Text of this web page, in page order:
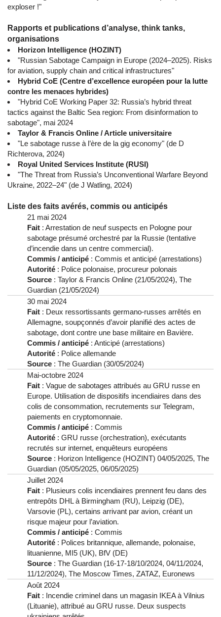
exploser !"
Rapports et publications d’analyse, think tanks,
organisations
Horizon Intelligence (HOZINT)
"Russian Sabotage Campaign in Europe (2024–2025). Risks
for aviation, supply chain and critical infrastructures"
Hybrid CoE (Centre d’excellence européen pour la lutte
contre les menaces hybrides)
"Hybrid CoE Working Paper 32: Russia’s hybrid threat
tactics against the Baltic Sea region: From disinformation to
sabotage", mai 2024
Taylor & Francis Online / Article universitaire
"Le sabotage russe à l’ère de la gig economy" (de D
Richterova, 2024)
Royal United Services Institute (RUSI)
"The Threat from Russia’s Unconventional Warfare Beyond
Ukraine, 2022–24" (de J Watling, 2024)
Liste des faits avérés, commis ou anticipés
21 mai 2024
Fait : Arrestation de neuf suspects en Pologne pour
sabotage présumé orchestré par la Russie (tentative
d’incendie dans un centre commercial).
Commis / anticipé : Commis et anticipé (arrestations)
Autorité : Police polonaise, procureur polonais
Source : Taylor & Francis Online (21/05/2024), The
Guardian (21/05/2024)
30 mai 2024
Fait : Deux ressortissants germano-russes arrêtés en
Allemagne, soupçonnés d’avoir planifié des actes de
sabotage, dont contre une base militaire en Bavière.
Commis / anticipé : Anticipé (arrestations)
Autorité : Police allemande
Source : The Guardian (30/05/2024)
Mai-octobre 2024
Fait : Vague de sabotages attribués au GRU russe en
Europe. Utilisation de dispositifs incendiaires dans des
colis de consommation, recrutements sur Telegram,
paiements en cryptomonnaie.
Commis / anticipé : Commis
Autorité : GRU russe (orchestration), exécutants
recrutés sur internet, enquêteurs européens
Source : Horizon Intelligence (HOZINT) 04/05/2025, The
Guardian (05/05/2025, 06/05/2025)
Juillet 2024
Fait : Plusieurs colis incendiaires prennent feu dans des
entrepôts DHL à Birmingham (RU), Leipzig (DE),
Varsovie (PL), certains arrivant par avion, créant un
risque majeur pour l’aviation.
Commis / anticipé : Commis
Autorité : Polices britannique, allemande, polonaise,
lituanienne, MI5 (UK), BfV (DE)
Source : The Guardian (16-17-18/10/2024, 04/11/2024,
11/12/2024), The Moscow Times, ZATAZ, Euronews
Août 2024
Fait : Incendie criminel dans un magasin IKEA à Vilnius
(Lituanie), attribué au GRU russe. Deux suspects